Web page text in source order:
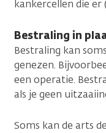
kankercellen die
Bestraling in
Bestraling kan
genezen.
een operatie.
als je geen
Soms kan de arts